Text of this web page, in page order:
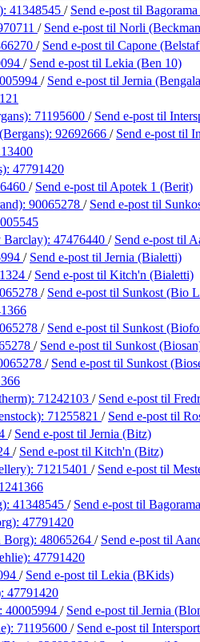
41348545 / Send e-post til
/ Send e-post til Norli
/ Send e-post til Capone
/ Send e-post til Lekia (Ben 10)
/ Send e-post til Jernia
71195600 / Send e-post til
92692666 / Send e-post til
47791420
/ Send e-post til Apotek 1 (Berit)
90065278 / Send e-post til
Barclay): 47476440 / Send e-post til
/ Send e-post til Jernia (Bialetti)
/ Send e-post til Kitch'n (Bialetti)
/ Send e-post til Sunkost (Bio
/ Send e-post til Sunkost
/ Send e-post til Sunkost
/ Send e-post til Sunkost
71242103 / Send e-post til
71255821 / Send e-post til
/ Send e-post til Jernia (Bitz)
/ Send e-post til Kitch'n (Bitz)
71215401 / Send e-post til
41348545 / Send e-post til
47791420
Borg): 48065264 / Send e-post til
47791420
/ Send e-post til Lekia (BKids)
47791420
40005994 / Send e-post til Jernia
71195600 / Send e-post til